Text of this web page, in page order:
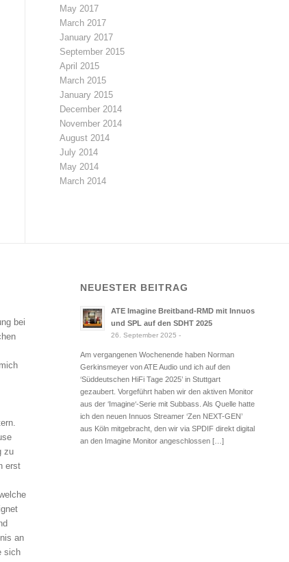
May 2017
March 2017
January 2017
September 2015
April 2015
March 2015
January 2015
December 2014
November 2014
August 2014
July 2014
May 2014
March 2014
bei
zu
erst
an
sich
NEUESTER BEITRAG
ATE Imagine Breitband-RMD mit Innuos
und SPL auf den SDHT 2025
26. September 2025 -
Am vergangenen Wochenende haben Norman
Gerkinsmeyer von ATE Audio und ich auf den
‘Süddeutschen HiFi Tage 2025’ in Stuttgart
gezaubert. Vorgeführt haben wir den aktiven Monitor
aus der ‘Imagine‘-Serie mit Subbass. Als Quelle hatte
ich den neuen Innuos Streamer ‘Zen NEXT-GEN’
aus Köln mitgebracht, den wir via SPDIF direkt digital
an den Imagine Monitor angeschlossen […]